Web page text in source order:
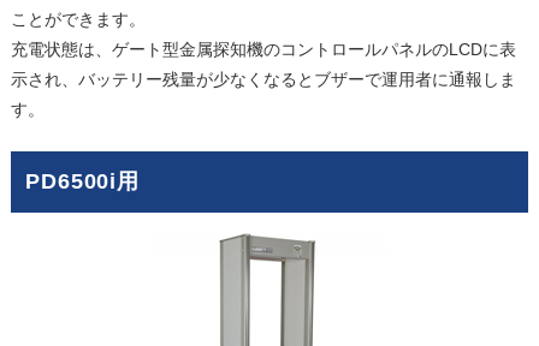
お問い合わせ
ことができます。
充電状態は、ゲート型金属探知機のコントロールパネルのLCDに表
示され、バッテリー残量が少なくなるとブザーで運用者に通報しま
す。
PD6500i用